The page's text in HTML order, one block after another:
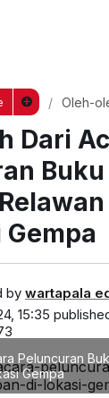
Oleh-
Garis
Dari
Buku
by wartapala
15:35
Peluncuran
Gempa